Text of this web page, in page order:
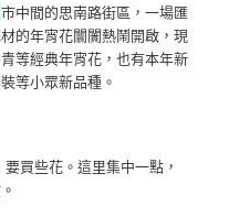
市中間的思南路街區，一場匯
的年宵花闤闠熱鬧開啟，現
等經典年宵花，也有本年新
等小眾新品種。
買些花。這里集中一點，